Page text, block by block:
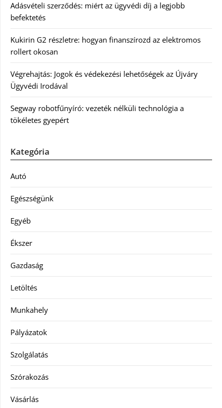
Adásvételi szerződés: miért az ügyvédi díj a legjobb
befektetés
Kukirin G2 részletre: hogyan finanszírozd az elektromos
rollert okosan
Végrehajtás: Jogok és védekezési lehetőségek az Újváry
Ügyvédi Irodával
Segway robotfűnyíró: vezeték nélküli technológia a
tökéletes gyepért
Kategória
Autó
Egészségünk
Egyéb
Ékszer
Gazdaság
Letöltés
Munkahely
Pályázatok
Szolgálatás
Szórakozás
Vásárlás